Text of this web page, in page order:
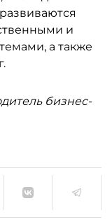
и
а также
бизнес-